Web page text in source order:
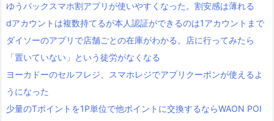
ゆうパックスマホ割アプリが使いやすくなった。割安感は薄れる
dアカウントは複数持てるが本人認証ができるのは1アカウントまで
ダイソーのアプリで店舗ごとの在庫がわかる。店に行ってみたら
「置いていない」という徒労がなくなる
ヨーカドーのセルフレジ、スマホレジでアプリクーポンが使えるよ
うになった
少量のTポイントを1P単位で他ポイントに交換するならWAON POI